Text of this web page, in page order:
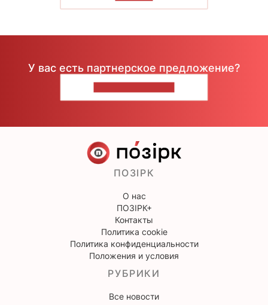
У вас есть партнерское предложение?
ПОЗІРК
О нас
ПОЗІРК+
Контакты
Политика cookie
Политика конфиденциальности
Положения и условия
РУБРИКИ
Все новости